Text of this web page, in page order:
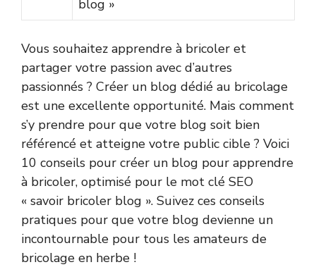
blog »
Vous souhaitez apprendre à bricoler et
partager votre passion avec d’autres
passionnés ? Créer un blog dédié au bricolage
est une excellente opportunité. Mais comment
s’y prendre pour que votre blog soit bien
référencé et atteigne votre public cible ? Voici
10 conseils pour créer un blog pour apprendre
à bricoler, optimisé pour le mot clé SEO
« savoir bricoler blog ». Suivez ces conseils
pratiques pour que votre blog devienne un
incontournable pour tous les amateurs de
bricolage en herbe !